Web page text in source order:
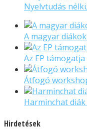
Nyelvtudás
A magyar
Az EP
Átfogó
Harminchat
Hirdetések